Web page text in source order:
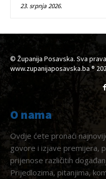
23. srpnja 2026.
© Županija Posavska. Sva
www.zupanijaposavska.ba ®
O nama
Ovdje ćete pronaći
govore i izjave premijera,
prijenose različitih
Prijedlozima, pitanjima,